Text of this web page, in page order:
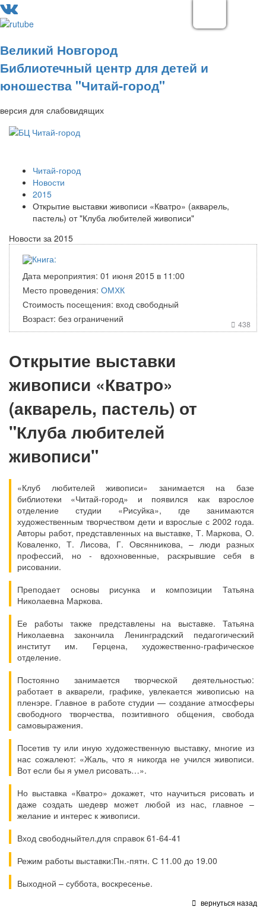
Великий Новгород
Библиотечный центр для детей и
юношества "Читай-город"
версия для слабовидящих
Читай-город
Новости
2015
Открытие выставки живописи «Кватро» (акварель,
пастель) от "Клуба любителей живописи"
Новости за 2015
Дата мероприятия: 01 июня 2015 в 11:00
Место проведения: ОМХК
Стоимость посещения: вход свободный
Возраст: без ограничений
 438
Открытие выставки
живописи «Кватро»
(акварель, пастель) от
"Клуба любителей
живописи"
«Клуб любителей живописи» занимается на базе
библиотеки «Читай-город» и появился как взрослое
отделение студии «Рисуйка», где занимаются
художественным творчеством дети и взрослые с 2002 года.
Авторы работ, представленных на выставке, Т. Маркова, О.
Коваленко, Т. Лисова, Г. Овсянникова, – люди разных
профессий, но - вдохновенные, раскрывшие себя в
рисовании.
Преподает основы рисунка и композиции Татьяна
Николаевна Маркова.
Ее работы также представлены на выставке. Татьяна
Николаевна закончила Ленинградский педагогический
институт им. Герцена, художественно-графическое
отделение.
Постоянно занимается творческой деятельностью:
работает в акварели, графике, увлекается живописью на
пленэре. Главное в работе студии — создание атмосферы
свободного творчества, позитивного общения, свобода
самовыражения.
Посетив ту или иную художественную выставку, многие из
нас сожалеют: «Жаль, что я никогда не учился живописи.
Вот если бы я умел рисовать…».
Но выставка «Кватро» докажет, что научиться рисовать и
даже создать шедевр может любой из нас, главное –
желание и интерес к живописи.
Вход свободныйтел.для справок 61-64-41
Режим работы выставки:Пн.-пятн. С 11.00 до 19.00
Выходной – суббота, воскресенье.
вернуться назад